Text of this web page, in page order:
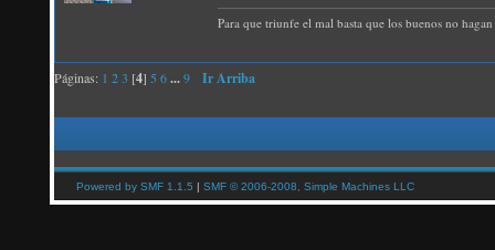
Para que triunfe el mal basta que los buenos no
Páginas: 1 23 [4] 5 6...9 Ir Arriba
Powered by SMF 1.1.5 | SMF © 2006-2008, Simple Machines LLC